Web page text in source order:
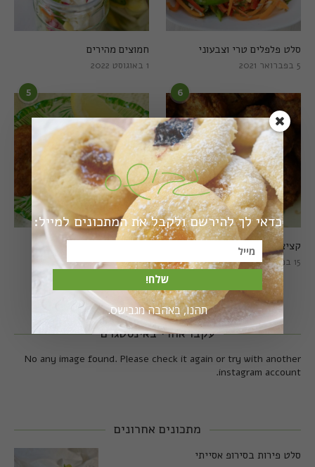
חמוצים מהירים
1 באוגוסט 2022
סלט פלפלים טרי וצבעוני
5 בפברואר 2021
5
קציצות כרישה טבעוניות
מושלמות
20 במרץ 2018
6
קציצות כרישה מושלמות
15 במרץ 2018
עקבו אחרי באינסטגרם
No any image found. Please check it again or try with another
instagram account.
מתכונים אחרונים
סלט פירות בסירופ אסייתי
כדאי לך להירשם ולקבל את המתכונים למייל:
שלח!
תהנו, באהבה מגבישס.